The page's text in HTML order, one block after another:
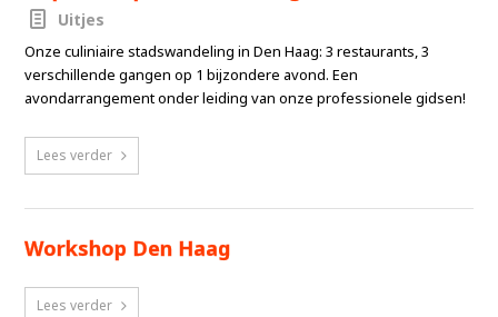
Uitjes
Onze culiniaire stadswandeling in Den Haag: 3 restaurants, 3
verschillende gangen op 1 bijzondere avond. Een
avondarrangement onder leiding van onze professionele gidsen!
Lees verder
Workshop Den Haag
Lees verder